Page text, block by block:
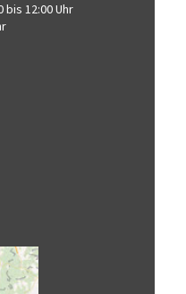
bis 12:00 Uhr